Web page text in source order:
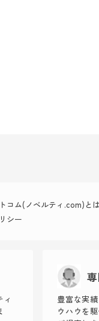
コム(ノベルティ.com)とは
シー
豊富な実
ウハウを